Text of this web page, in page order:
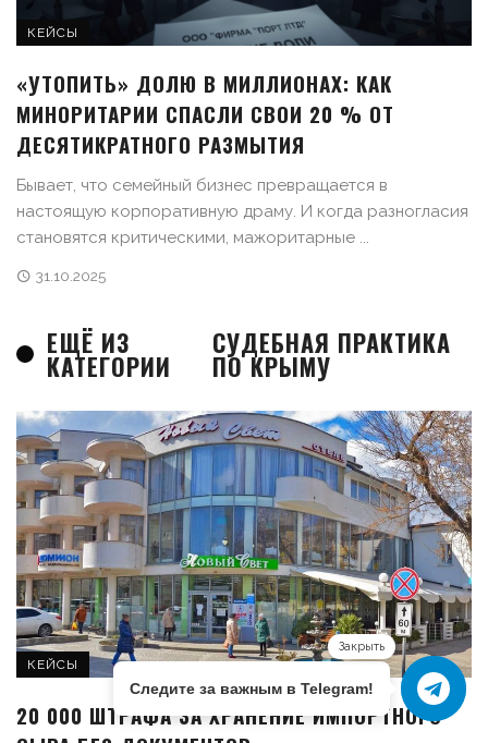
КЕЙСЫ
«УТОПИТЬ» ДОЛЮ В МИЛЛИОНАХ: КАК
МИНОРИТАРИИ СПАСЛИ СВОИ 20 % ОТ
ДЕСЯТИКРАТНОГО РАЗМЫТИЯ
Бывает, что семейный бизнес превращается в
настоящую корпоративную драму. И когда разногласия
становятся критическими, мажоритарные ...
31.10.2025
ЕЩЁ ИЗ
КАТЕГОРИИ
СУДЕБНАЯ ПРАКТИКА
ПО КРЫМУ
КЕЙСЫ
20 000 ШТРАФА ЗА ХРАНЕНИЕ ИМПОРТНОГО
Закрыть
Следите за важным в Telegram!